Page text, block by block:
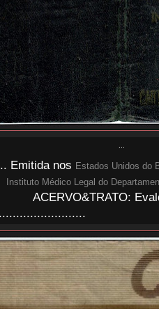
Emitida nos Estados Unidos do
Instituto Médico Legal do
ACERVO&TRATO: